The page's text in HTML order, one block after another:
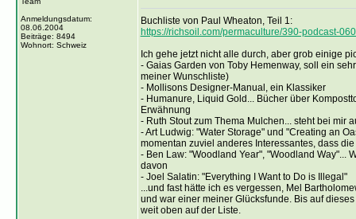
Anmeldungsdatum:
08.06.2004
Beiträge: 8494
Wohnort: Schweiz
Buchliste von Paul Wheaton, Teil 1:
https://richsoil.com/permaculture/390-podcast-
Ich gehe jetzt nicht alle durch, aber grob einige
- Gaias Garden von Toby Hemenway, soll ein
meiner Wunschliste)
- Mollisons Designer-Manual, ein Klassiker
- Humanure, Liquid Gold... Bücher über
Erwähnung
- Ruth Stout zum Thema Mulchen... steht bei mir
- Art Ludwig: "Water Storage" und "Creating an
momentan zuviel anderes Interessantes, dass
- Ben Law: "Woodland Year", "Woodland Way"...
davon
- Joel Salatin: "Everything I Want to Do is Illegal"
...und fast hätte ich es vergessen, Mel
und war einer meiner Glücksfunde. Bis auf
weit oben auf der Liste.